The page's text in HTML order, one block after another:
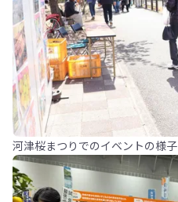
河津桜まつりでのイベントの様子